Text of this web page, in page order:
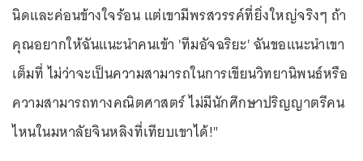
นิดและค่อนข้างใจร้อน แต่เขามีพรสวรรค์ที่ยิ่งใหญ่จริงๆ ถ้า
คุณอยากให้ฉันแนะนำคนเข้า 'ทีมอัจฉริยะ' ฉันขอแนะนำเขา
เต็มที่ ไม่ว่าจะเป็นความสามารถในการเขียนวิทยานิพนธ์หรือ
ความสามารถทางคณิตศาสตร์ ไม่มีนักศึกษาปริญญาตรีคน
ไหนในมหาลัยจินหลิงที่เทียบเขาได้!"